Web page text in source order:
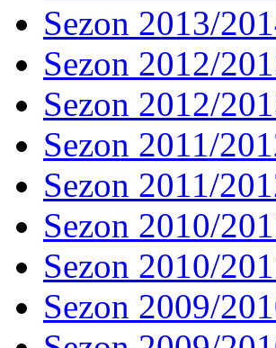
Sezon 2013/
Sezon 2012/
Sezon 2012/
Sezon 2011/
Sezon 2011/
Sezon 2010/
Sezon 2010/
Sezon 2009/